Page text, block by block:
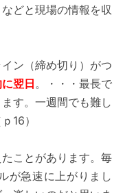
どと現場の情報を収
ン（締め切り）がつ
翌日 。・・・最長で
す。一週間でも難し
16）
ことがあります。毎
が急速に上がりまし